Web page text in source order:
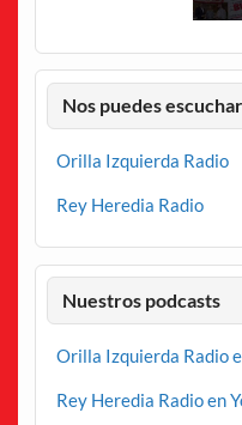
Nos puedes
Orilla Izquierda Radio
Rey Heredia Radio
Nuestros podcasts
Orilla Izquierda Radio
Rey Heredia Radio en